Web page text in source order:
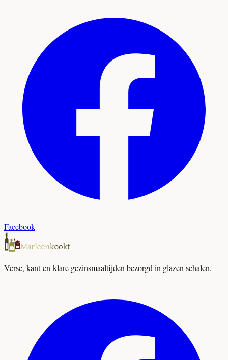
Facebook
Verse, kant-en-klare gezinsmaaltijden bezorgd in glazen schalen.